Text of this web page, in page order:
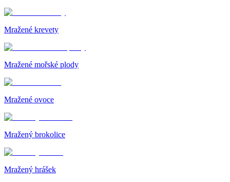
Mražené krevety
Mražené mořské plody
Mražené ovoce
Mražený brokolice
Mražený hrášek